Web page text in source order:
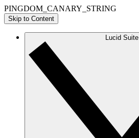
PINGDOM_CANARY_STRING
Skip to Content
Lucid Suite